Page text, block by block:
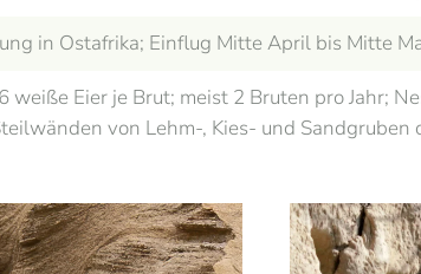
in Ostafrika; Einflug Mitte April bis Mitte
weiße Eier je Brut; meist 2 Bruten pro Jahr;
von Lehm-, Kies- und